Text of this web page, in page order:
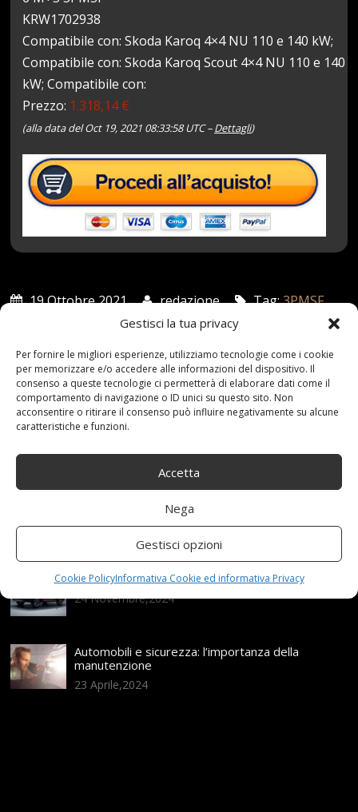
Gestisci la tua privacy
Per fornire le migliori esperienze, utilizziamo tecnologie come i cookie
per memorizzare e/o accedere alle informazioni del dispositivo. Il
consenso a queste tecnologie ci permetterà di elaborare dati come il
comportamento di navigazione o ID unici su questo sito. Non
acconsentire o ritirare il consenso può influire negativamente su alcune
caratteristiche e funzioni.
Accetta
Nega
Gestisci opzioni
Cookie PolicyInformativa Cookie ed informativa Privacy
KRW1702938
Compatibile con: Skoda Karoq 4×4 NU 110 e 140 kW;
Compatibile con: Skoda Karoq Scout 4×4 NU 110 e 140
kW; Compatibile con:
Prezzo: 1.318,14 €
(alla data del Oct 19, 2021 08:33:58 UTC –Dettagli)
19 Ottobre 2021 redazione Tag:3PMSF,
Complete,con, Invernali,MICHELIN Nero,
Categories: Shop
Articoli recenti
da sapere
Range Rover: un’icona tra i luxury SUV
25 Novembre,2024
Nuova MG ZS Hybrid+: i SUV si fanno ibridi
24 Novembre,2024
Automobili e sicurezza: l’importanza della
manutenzione
23 Aprile,2024